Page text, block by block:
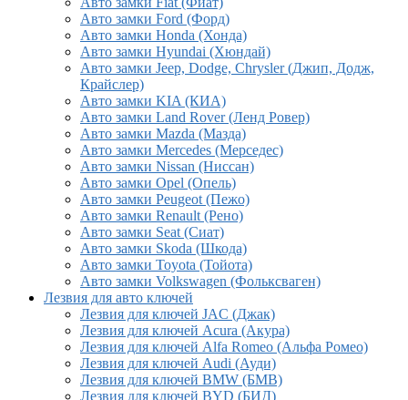
Авто замки Ford (Форд)
Авто замки Honda (Хонда)
Авто замки Hyundai (Хюндай)
Авто замки Jeep, Dodge, Chrysler (Джип, Додж,
Крайслер)
Авто замки KIA (КИА)
Авто замки Land Rover (Ленд Ровер)
Авто замки Mazda (Мазда)
Авто замки Mercedes (Мерседес)
Авто замки Nissan (Ниссан)
Авто замки Opel (Опель)
Авто замки Peugeot (Пежо)
Авто замки Renault (Рено)
Авто замки Seat (Сиат)
Авто замки Skoda (Шкода)
Авто замки Toyota (Тойота)
Авто замки Volkswagen (Фольксваген)
Лезвия для авто ключей
Лезвия для ключей JAC (Джак)
Лезвия для ключей Acura (Акура)
Лезвия для ключей Alfa Romeo (Альфа Ромео)
Лезвия для ключей Audi (Ауди)
Лезвия для ключей BMW (БМВ)
Лезвия для ключей BYD (БИД)